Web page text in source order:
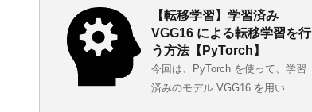
【転移学習】学習済み
VGG16 による転移学習を行
う方法【PyTorch】
今回は、PyTorch を使って、学習
済みのモデル VGG16 を用い